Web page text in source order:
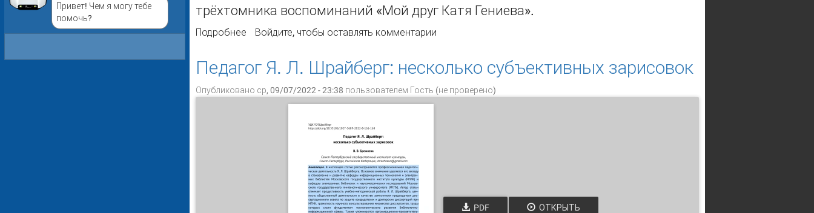
Привет! Чем я могу тебе
помочь?
трёхтомника воспоминаний «Мой друг Катя Гениева».
Подробнее о Открытое письмо другу по случаю юбилея (десять лет спустя)
Войдите, чтобы оставлять комментарии
Педагог Я. Л. Шрайберг: несколько субъективных зарисовок
Опубликовано ср, 09/07/2022 - 23:38 пользователем Гость (не проверено)
PDF ОТКРЫТЬ